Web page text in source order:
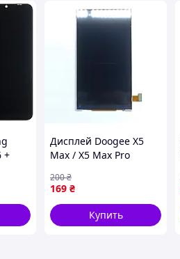
+
Дисплей Doogee X5
Max / X5 Max Pro
(Восстановлен)
169 ₴
200₴
Купить